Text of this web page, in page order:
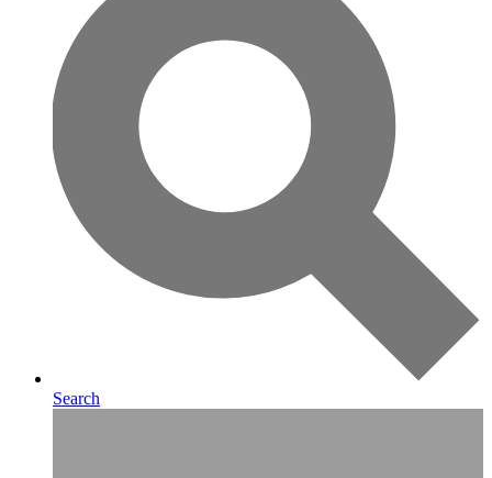
Search